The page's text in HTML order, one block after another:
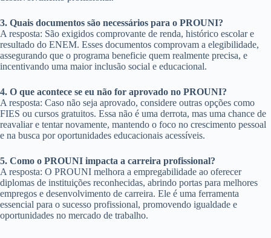
3. Quais documentos são necessários para o PROUNI?
A resposta: São exigidos comprovante de renda, histórico escolar e
resultado do ENEM. Esses documentos comprovam a elegibilidade,
assegurando que o programa beneficie quem realmente precisa, e
incentivando uma maior inclusão social e educacional.
4. O que acontece se eu não for aprovado no PROUNI?
A resposta: Caso não seja aprovado, considere outras opções como
FIES ou cursos gratuitos. Essa não é uma derrota, mas uma chance de
reavaliar e tentar novamente, mantendo o foco no crescimento pessoal
e na busca por oportunidades educacionais acessíveis.
5. Como o PROUNI impacta a carreira profissional?
A resposta: O PROUNI melhora a empregabilidade ao oferecer
diplomas de instituições reconhecidas, abrindo portas para melhores
empregos e desenvolvimento de carreira. Ele é uma ferramenta
essencial para o sucesso profissional, promovendo igualdade e
oportunidades no mercado de trabalho.